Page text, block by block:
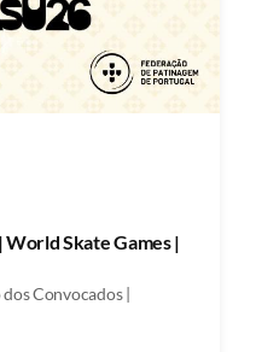
Skate Games |
Convocados |